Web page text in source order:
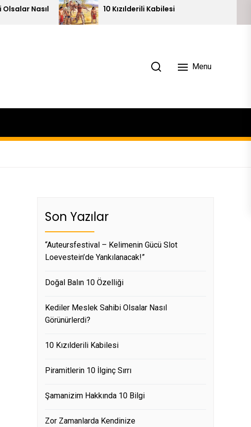
10 Kızılderili Kabilesi
Menu
Son Yazılar
“Auteursfestival – Kelimenin Gücü Slot
Loevestein’de Yankılanacak!”
Doğal Balın 10 Özelliği
Kediler Meslek Sahibi Olsalar Nasıl
Görünürlerdi?
10 Kızılderili Kabilesi
Piramitlerin 10 İlginç Sırrı
Şamanizim Hakkında 10 Bilgi
Zor Zamanlarda Kendinize